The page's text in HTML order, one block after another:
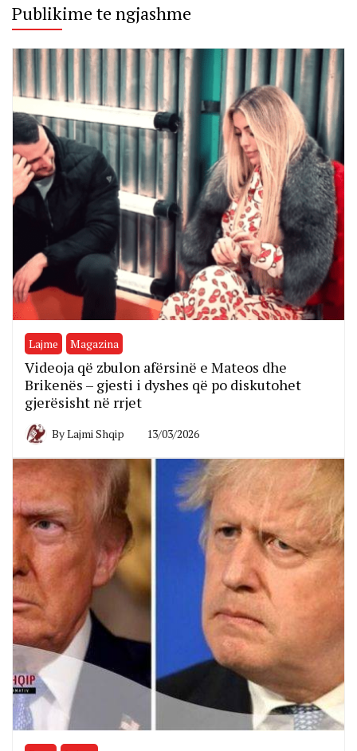
Publikime te ngjashme
Lajme Magazina
Videoja që zbulon afërsinë e Mateos dhe
Brikenës – gjesti i dyshes që po diskutohet
gjerësisht në rrjet
ByLajmi Shqip 13/03/2026